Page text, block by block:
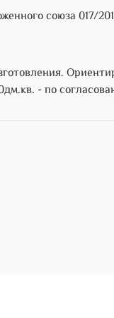
союза 017/
- по